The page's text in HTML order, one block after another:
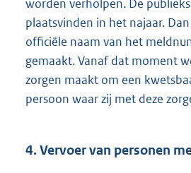
worden verholpen. De
plaatsvinden in het najaar.
officiële naam van het
gemaakt. Vanaf dat moment
zorgen maakt om een
persoon waar zij met deze
4. Vervoer van personen